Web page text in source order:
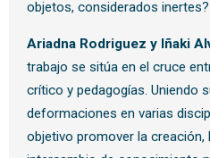
objetos, considerados inertes?
Ariadna Rodriguez y Iñaki
trabajo se sitúa en el cruce
crítico y pedagogías. Uniendo
deformaciones en varias
objetivo promover la creación,